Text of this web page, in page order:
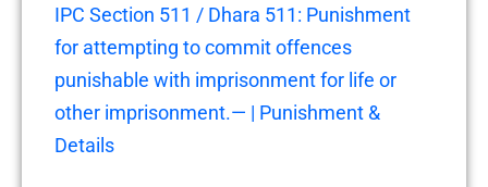
IPC Section 511 / Dhara 511: Punishment
for attempting to commit offences
punishable with imprisonment for life or
other imprisonment.— | Punishment &
Details